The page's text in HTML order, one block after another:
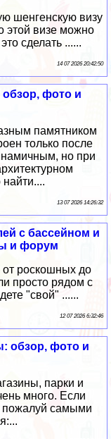
шенгенскую визу
этой визе можно
сделать ......
14 07 2026 20:42:50
фото и
памятником
только после
но при
13 07 2026 14:26:32
с бассейном и
и форум
роскошных до
просто рядом с
"свой" ......
12 07 2026 6:32:46
обзор, фото и
парки и
много. Если
пожалуй самыми